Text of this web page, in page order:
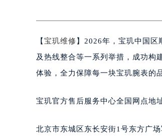
绍兴市越城区胜利
嘉兴市南湖区广益
南昌市红谷滩新区
广州市天河区天河
深圳市罗湖区深南
【 宝玑维修 】2026年，宝玑中国
及热线整合等一系列举措，成功构
体验，全力保障每一块宝玑腕表的
宝玑官方售后服务中心全国网点地
北京市东城区东长安街1号东方广